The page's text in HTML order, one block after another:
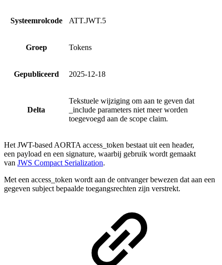
Systeemrolcode ATT.JWT.5
Groep Tokens
Gepubliceerd 2025-12-18
Delta
Tekstuele wijziging om aan te geven dat
_include parameters niet meer worden
toegevoegd aan de scope claim.
Het JWT-based AORTA access_token bestaat uit een header,
een payload en een signature, waarbij gebruik wordt gemaakt
van JWS Compact Serialization.
Met een access_token wordt aan de ontvanger bewezen dat aan een
gegeven subject bepaalde toegangsrechten zijn verstrekt.